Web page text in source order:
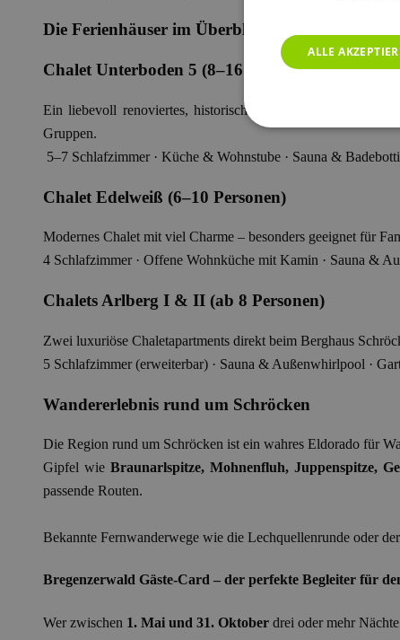
Die Ferienhäuser im Überblick:
Chalet Unterboden 5 (8–16 Personen)
Ein liebevoll renoviertes, historisches Walserhaus in
Gruppen.
5–7 Schlafzimmer · Küche & Wohnstube · Sauna &
Chalet Edelweiß (6–10 Personen)
Modernes Chalet mit viel Charme – besonders geeignet für
4 Schlafzimmer · Offene Wohnküche mit Kamin · Sauna &
Chalets Arlberg I & II (ab 8 Personen)
Zwei luxuriöse Chaletapartments direkt beim Berghaus
5 Schlafzimmer (erweiterbar) · Sauna & Außenwhirlpool ·
Wandererlebnis rund um Schröcken
Die Region rund um Schröcken ist ein wahres Eldorado für
Gipfel wieBraunarlspitze, Mohnenfluh, Juppenspitze,
passende Routen.
Bekannte Fernwanderwege wie die Lechquellenrunde oder
Bregenzerwald Gäste-Card – der perfekte Begleiter für
Wer zwischen 1. Mai und 31. Oktober drei oder mehr
ALLE